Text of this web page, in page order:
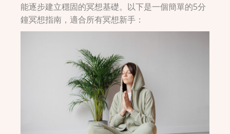
能逐步建立穩固的冥想基礎。以下是一個簡單的5分
鐘冥想指南，適合所有冥想新手：